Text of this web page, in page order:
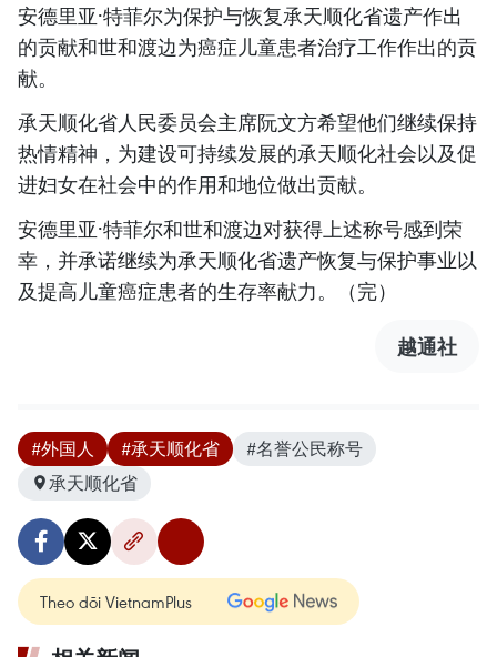
安德里亚·特菲尔为保护与恢复承天顺化省遗产作出
的贡献和世和渡边为癌症儿童患者治疗工作作出的贡
献。
承天顺化省人民委员会主席阮文方希望他们继续保持
热情精神，为建设可持续发展的承天顺化社会以及促
进妇女在社会中的作用和地位做出贡献。
安德里亚·特菲尔和世和渡边对获得上述称号感到荣
幸，并承诺继续为承天顺化省遗产恢复与保护事业以
及提高儿童癌症患者的生存率献力。（完）
越通社
#外国人 #承天顺化省
#名誉公民称号
承天顺化省
Theo dõi VietnamPlus